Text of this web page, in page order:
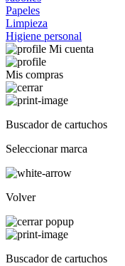
Papeles
Limpieza
Higiene personal
Mi cuenta
Mis compras
Buscador de cartuchos
Seleccionar marca
Volver
Buscador de cartuchos